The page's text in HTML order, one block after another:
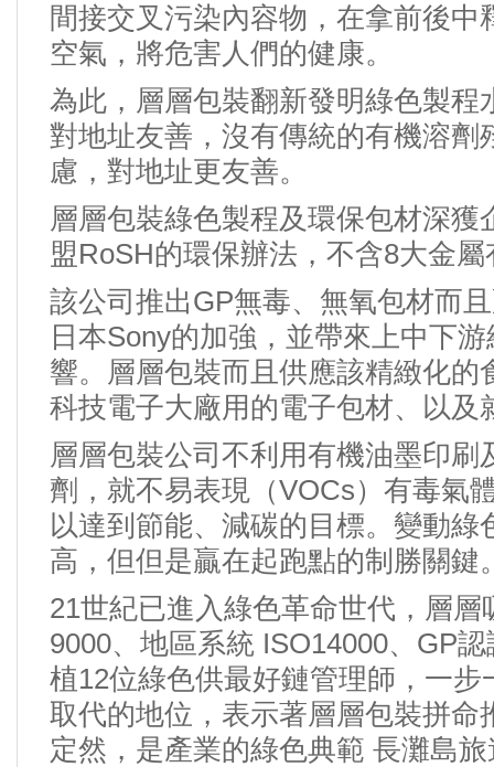
間接交叉污染內容物，在拿前後中
空氣，將危害人們的健康。
為此，層層包裝翻新發明綠色製程
對地址友善，沒有傳統的有機溶劑
慮，對地址更友善。
層層包裝綠色製程及環保包材深獲
盟RoSH的環保辦法，不含8大金
該公司推出GP無毒、無氧包材而
日本Sony的加強，並帶來上中下
響。層層包裝而且供應該精緻化的
科技電子大廠用的電子包材、以及
層層包裝公司不利用有機油墨印刷
劑，就不易表現（VOCs）有毒氣
以達到節能、減碳的目標。變動綠
高，但但是贏在起跑點的制勝關鍵
21世紀已進入綠色革命世代，層
9000、地區系統 ISO14000、GP
植12位綠色供最好鏈管理師，一
取代的地位，表示著層層包裝拼命
定然，是產業的綠色典範 長灘島旅